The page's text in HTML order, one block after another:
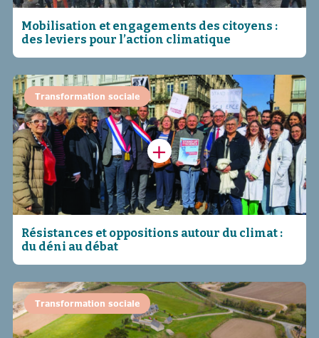
Mobilisation et engagements des citoyens :
des leviers pour l’action climatique
Transformation sociale
Résistances et oppositions autour du climat :
du déni au débat
Transformation sociale